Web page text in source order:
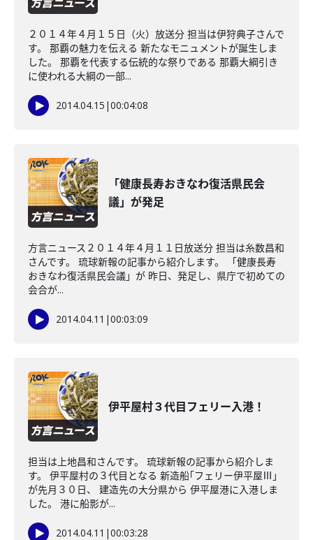
２０１４年４月１５日（火）放送分 担当は伊狩典子さんで
す。 那覇の魅力を伝える 新たなモニュメントが誕生しま
した。 那覇を代表する伝統的な祭りである 那覇大綱引き
に使われる大綱の一部...
2014.04.15 |00:04:08
「健康長寿おきなわ復活県民会
議」が発足
方言ニュース２０１４年４月１１日放送分 担当は糸数昌和
さんです。 琉球新報の記事から紹介します。 「健康長寿
おきなわ復活県民会議」が 昨日、発足し、県庁で初めての
会合が...
2014.04.11 |00:03:09
伊平屋村３代目フェリー入港！
担当は上地昌和さんです。 琉球新報の記事から紹介しま
す。 伊平屋村の３代目となる 新造船｢フェリー伊平屋Ⅲ｣
が先月３０日、 建造先の大分県から 伊平屋港に入港しま
した。 港に船影が...
2014.04.11 |00:03:28